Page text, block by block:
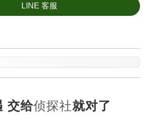
LINE 客服
交给侦探社就对了